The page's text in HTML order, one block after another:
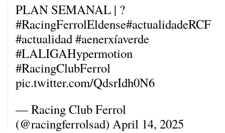
PLAN SEMANAL | ?
#RacingFerrolEldense#actualidadeRCF
#actualidad#aenerxíaverde
#LALIGAHypermotion
#RacingClubFerrol
pic.twitter.com/QdsrIdh0N6
— Racing Club Ferrol
(@racingferrolsad) April 14, 2025